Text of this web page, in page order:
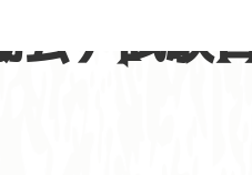
会）試験